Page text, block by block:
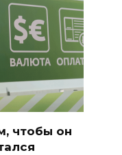
чтобы он